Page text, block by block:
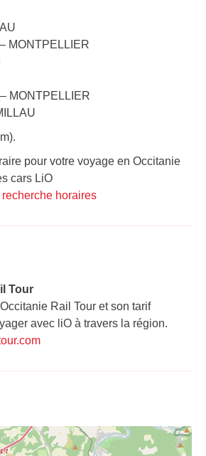
MONTPELLIER
MONTPELLIER
pour votre voyage en Occitanie
cars LiO
horaires
Tour​
Rail Tour et son tarif
avec liO à travers la région.